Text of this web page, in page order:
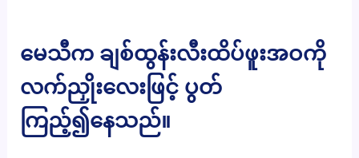
မေသီက ချစ်ထွန်းလီးထိပ်ဖူးအဝကို
လက်ညှိုးလေးဖြင့် ပွတ်
ကြည့်၍နေသည်။